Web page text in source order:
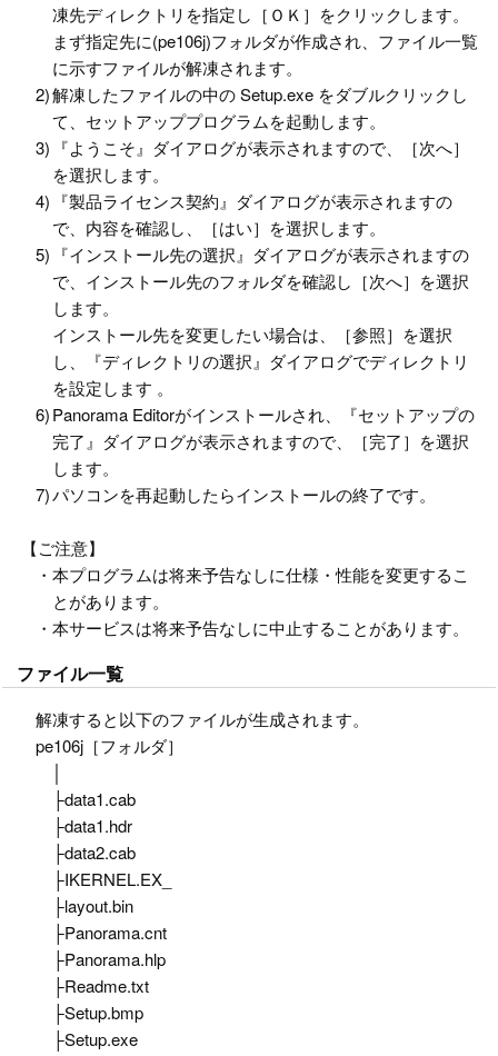
凍先ディレクトリを指定し［ＯＫ］をクリックします。
まず指定先に(pe106j)フォルダが作成され、ファイル一覧
に示すファイルが解凍されます。
2)解凍したファイルの中の Setup.exe をダブルクリックし
て、セットアッププログラムを起動します。
3) 『ようこそ』ダイアログが表示されますので、［次へ］
を選択します。
4) 『製品ライセンス契約』ダイアログが表示されますの
で、内容を確認し、［はい］を選択します。
5) 『インストール先の選択』ダイアログが表示されますの
で、インストール先のフォルダを確認し［次へ］を選択
します。
インストール先を変更したい場合は、［参照］を選択
し、『ディレクトリの選択』ダイアログでディレクトリ
を設定します 。
6)Panorama Editorがインストールされ、『セットアップの
完了』ダイアログが表示されますので、［完了］を選択
します。
7)パソコンを再起動したらインストールの終了です。
【ご注意】
・本プログラムは将来予告なしに仕様・性能を変更するこ
とがあります。
・本サービスは将来予告なしに中止することがあります。
ファイル一覧
解凍すると以下のファイルが生成されます。
pe106j［フォルダ］
├data1.cab
├data1.hdr
├data2.cab
├IKERNEL.EX_
├layout.bin
├Panorama.cnt
├Panorama.hlp
├Readme.txt
├Setup.bmp
├Setup.exe